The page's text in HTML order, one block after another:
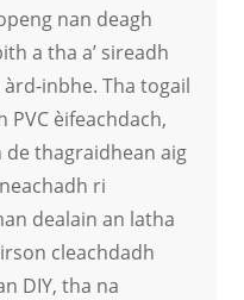
nan deagh
a tha a’ sireadh
inbhe. Tha togail
PVC èifeachdach,
thagraidhean aig
ri
dealain an latha
cleachdadh
DIY, tha na